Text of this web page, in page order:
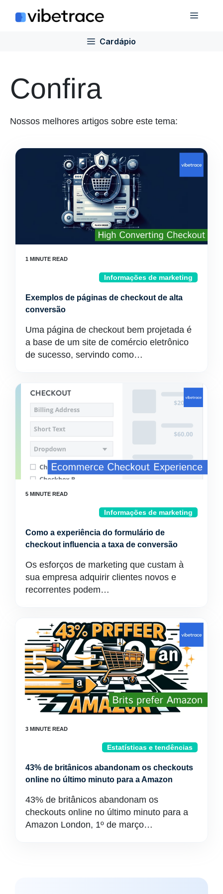
para
Cardápio
Confira
Nossos melhores artigos sobre este tema:
Informações de marketing
Exemplos de páginas de checkout de alta
conversão
Uma página de checkout bem projetada é
a base de um site de comércio eletrônico
de sucesso, servindo como…
Informações de marketing
Como a experiência do formulário de
checkout influencia a taxa de conversão
Os esforços de marketing que custam à
sua empresa adquirir clientes novos e
recorrentes podem…
Estatísticas e tendências
43% de britânicos abandonam os checkouts
online no último minuto para a Amazon
43% de britânicos abandonam os
checkouts online no último minuto para a
Amazon London, 1º de março…